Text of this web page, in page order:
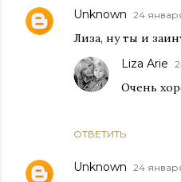
Unknown 24
Лиза, ну ты и
ОТВЕТИТЬ
Liza Arie
Очень
Unknown 24